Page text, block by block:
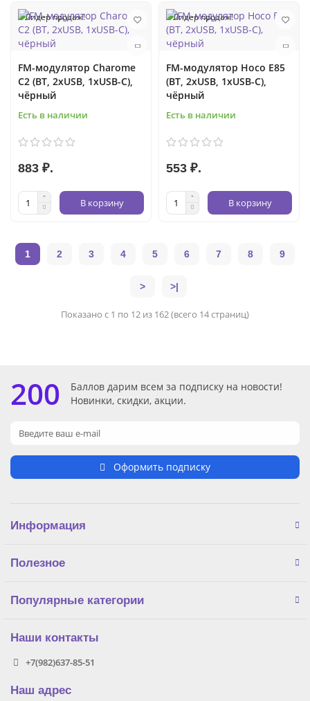
Лидер продаж!
FM-модулятор Charome
C2 (BT, 2xUSB, 1xUSB-C),
чёрный
Есть в наличии
883 ₽.
В корзину
Лидер продаж!
FM-модулятор Hoco E85
(BT, 2xUSB, 1xUSB-C),
чёрный
Есть в наличии
553 ₽.
В корзину
1 2 3 4 5 6 7 8 9
> >|
Показано с 1 по 12 из 162 (всего 14 страниц)
200
Баллов дарим всем за подписку на новости!
Новинки, скидки, акции.
Оформить подписку
Информация
Полезное
Популярные категории
Наши контакты
+7(982)637-85-51
Наш адрес